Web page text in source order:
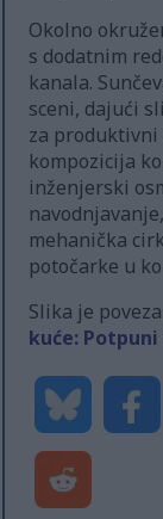
Okolno
s dodatnim
kanala.
sceni, dajući
za
kompozicija
inženjerski
mehanička
potočarke u
Slika je
kuće: